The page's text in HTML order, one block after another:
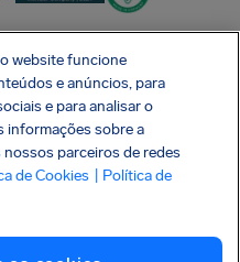
SocialLinkedin
APP
Imprint
website funcione
e anúncios, para
e para analisar o
informações sobre a
parceiros de redes
de Cookies
| Política de